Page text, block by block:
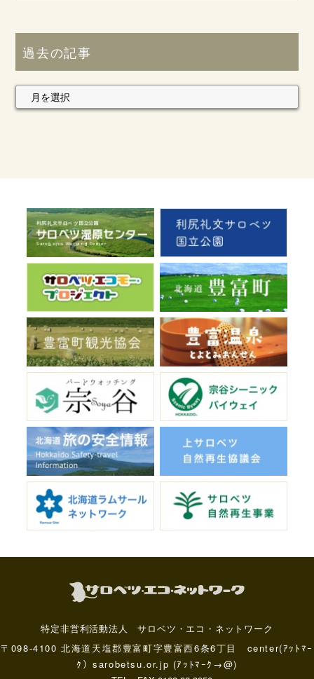
過去の記事
特定非営利活動法人 サロベツ・エコ・ネットワーク
〒098-4100 北海道天塩郡豊富町字豊富西6条6丁目 center(ｱｯﾄﾏｰ
ｸ）sarobetsu.or.jp (ｱｯﾄﾏｰｸ→@)